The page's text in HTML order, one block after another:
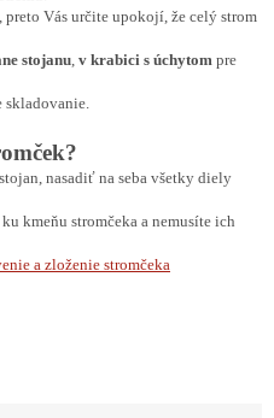
Vás určite upokojí, že celý strom
stojanu v krabici s úchytom pre
nasadiť na seba všetky diely
kmeňu stromčeka a nemusíte ich
a zloženie stromčeka